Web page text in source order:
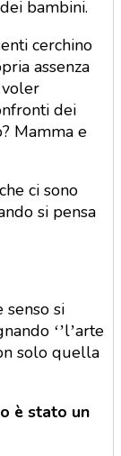
bambini.
cerchino
assenza
dei
Mamma e
ci sono
si pensa
si
‘’l’arte
solo quella
è stato un